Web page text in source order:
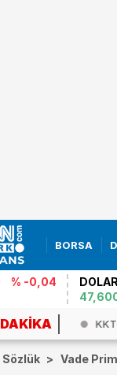
BORSA
% -0,04
DOLAR
Sözlük > Vade